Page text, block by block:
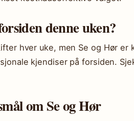
denne uken?
hver uke, men Se og Hør er
kjendiser på forsiden.
om Se og Hør